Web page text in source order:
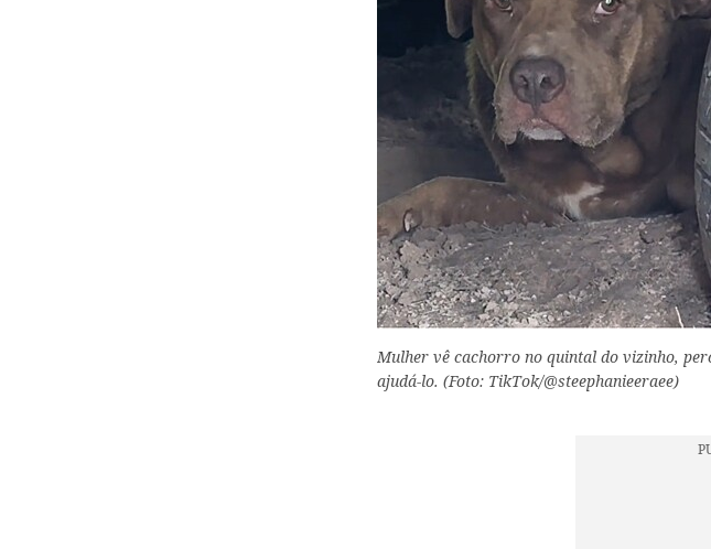
Mulher vê cachorro no quintal do vizinho,
ajudá-lo. (Foto: TikTok/@steephanieeraee)